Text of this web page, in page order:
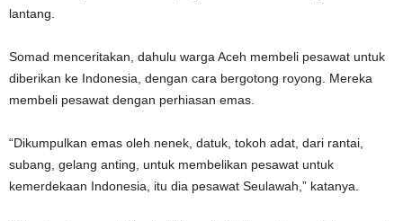
lantang.
Somad menceritakan, dahulu warga Aceh membeli pesawat untuk
diberikan ke Indonesia, dengan cara bergotong royong. Mereka
membeli pesawat dengan perhiasan emas.
“Dikumpulkan emas oleh nenek, datuk, tokoh adat, dari rantai,
subang, gelang anting, untuk membelikan pesawat untuk
kemerdekaan Indonesia, itu dia pesawat Seulawah,” katanya.